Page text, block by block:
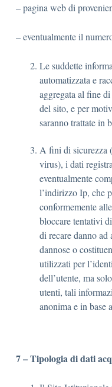
– pagina web di
– eventualmente il
Le suddette
automatizzata e
aggregata al fine
del sito, e per
saranno trattate in
A fini di sicurezza
virus), i dati
eventualmente
l’indirizzo Ip, che
conformemente
bloccare tentativi
di recare danno
dannose o
utilizzati per
dell’utente, ma
utenti, tali
anonima e in base
7 – Tipologia di dati